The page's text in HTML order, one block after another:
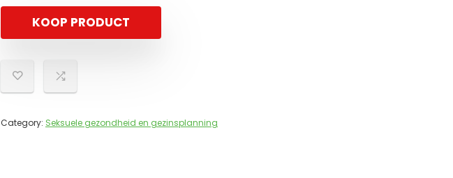
KOOP PRODUCT
Category: Seksuele gezondheid en gezinsplanning